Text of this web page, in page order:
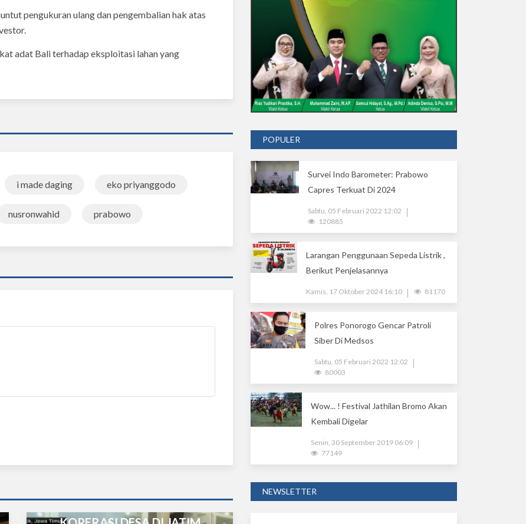
pengukuran ulang dan pengembalian hak atas
adat Bali terhadap eksploitasi lahan yang
i made daging eko priyanggodo
nusronwahid prabowo
POPULER
Survei Indo Barometer: Prabowo
Capres Terkuat Di 2024
Sabtu, 05 Februari 2022 12:02
120885
Larangan Penggunaan Sepeda Listrik ,
Berikut Penjelasannya
Kamis, 17 Oktober 2024 16:10 81170
Polres Ponorogo Gencar Patroli
Siber Di Medsos
Sabtu, 05 Februari 2022 12:02
80003
Wow... ! Festival Jathilan Bromo Akan
Kembali Digelar
Senin, 30 September 2019 06:09
77149
NEWSLETTER